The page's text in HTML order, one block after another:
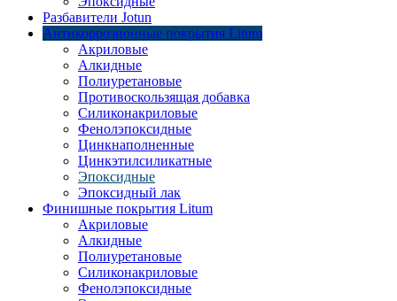
Разбавители Jotun
Антикоррозионные покрытия Litum
Акриловые
Алкидные
Полиуретановые
Противоскользящая добавка
Силиконакриловые
Фенолэпоксидные
Цинкнаполненные
Цинкэтилсиликатные
Эпоксидные
Эпоксидный лак
Финишные покрытия Litum
Акриловые
Алкидные
Полиуретановые
Силиконакриловые
Фенолэпоксидные